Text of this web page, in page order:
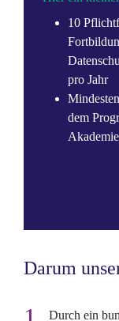
10
pro Jahr
dem
Darum
Durch ein